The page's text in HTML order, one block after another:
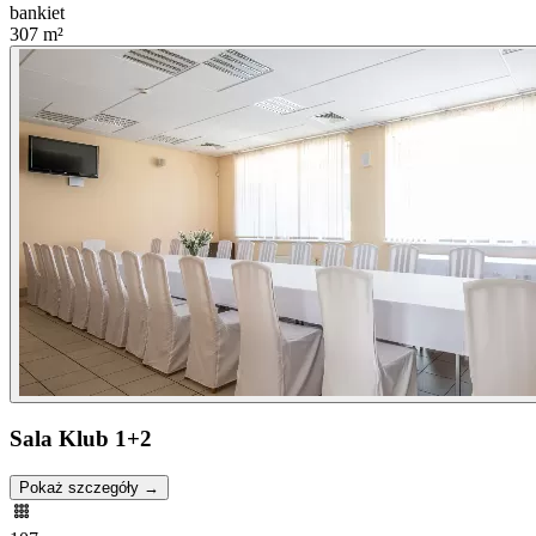
bankiet
307 m²
Sala Klub 1+2
Pokaż szczegóły →